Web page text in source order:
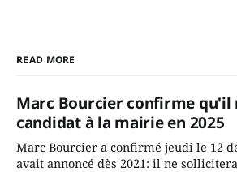
READ MORE
Marc Bourcier confirme qu'il
candidat à la mairie en 2025
Marc Bourcier a confirmé jeudi le 12
avait annoncé dès 2021: il ne